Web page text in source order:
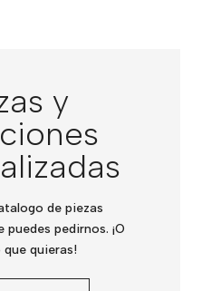
y
de piezas
puedes pedirnos. ¡O
quieras!